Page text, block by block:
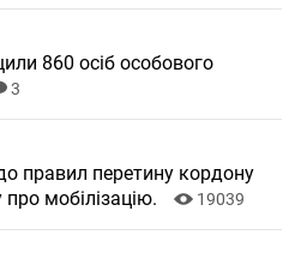
860 осіб особового
3
правил перетину кордону
мобілізацію.
19039